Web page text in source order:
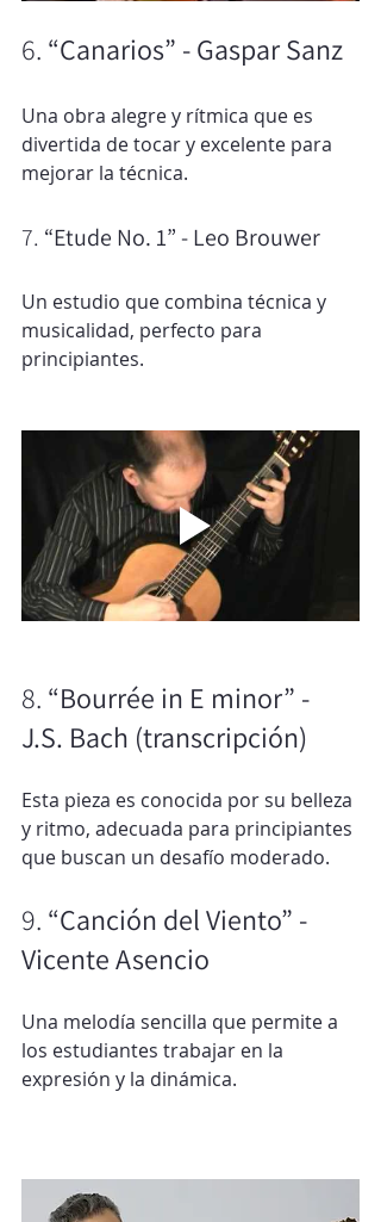
6. “Canarios” - Gaspar Sanz
Una obra alegre y rítmica que es
divertida de tocar y excelente para
mejorar la técnica.
7. “Etude No. 1” - Leo Brouwer
Un estudio que combina técnica y
musicalidad, perfecto para
principiantes.
8. “Bourrée in E minor” -
J.S. Bach (transcripción)
Esta pieza es conocida por su belleza
y ritmo, adecuada para principiantes
que buscan un desafío moderado.
9. “Canción del Viento” -
Vicente Asencio
Una melodía sencilla que permite a
los estudiantes trabajar en la
expresión y la dinámica.